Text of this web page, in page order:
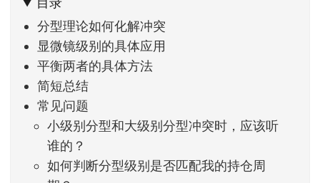
去相差不大，但细看下来，跌幅超过3%的只有不到
分型理论如何化解冲突
显微镜级别的具体应用
平衡两者的具体方法
简短总结
常见问题
小级别分型和大级别分型冲突时，应该听
谁的？
如何判断分型级别是否匹配我的持仓周